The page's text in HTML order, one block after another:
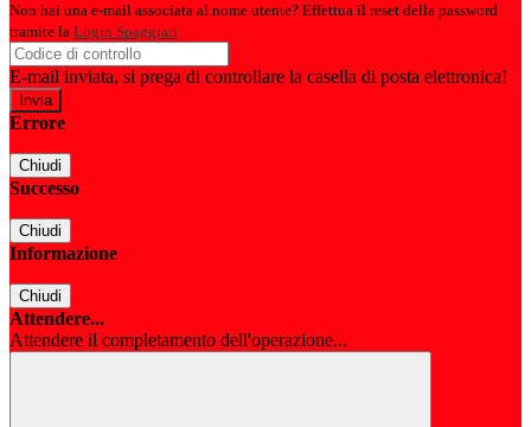
Non hai una e-mail associata al nome utente? Effettua il reset della password
tramite la Login Spaggiari
E-mail inviata, si prega di controllare la casella di posta elettronica!
Errore
Chiudi
Successo
Chiudi
Informazione
Chiudi
Attendere...
Attendere il completamento dell'operazione...